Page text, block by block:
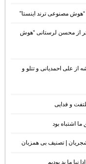
از محسن لرستانی “هوش
از علی احمدیانی و تتلو و
و فدایی
اشتباه بود
| تصنیف بی همزبان
نیا ما بد بودیم